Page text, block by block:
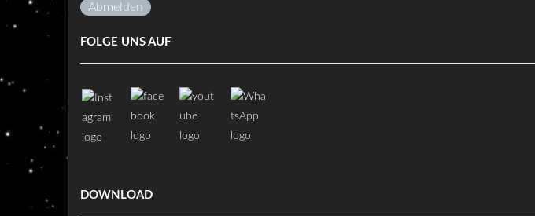
Abmelden
FOLGE UNS AUF
DOWNLOAD